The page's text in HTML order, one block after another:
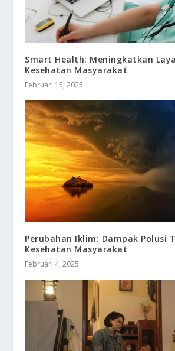
Smart Health: Meningkatkan
Kesehatan Masyarakat
Februari 15, 2025
Perubahan Iklim: Dampak Polusi
Kesehatan Masyarakat
Februari 4, 2025